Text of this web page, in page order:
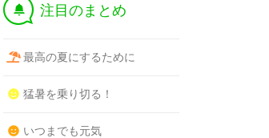
† 注目のまとめ
最高の夏にするために
猛暑を乗り切る！
いつまでも元気